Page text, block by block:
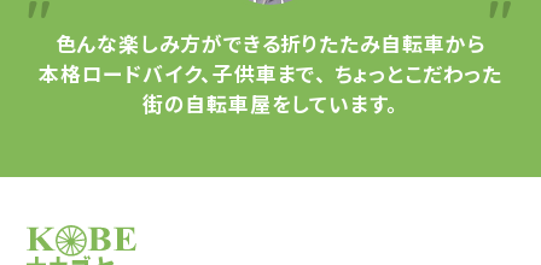
色んな楽しみ方ができる折りたたみ自転車から
本格ロードバイク、子供車まで、 ちょっとこだわった
街の自転車屋をしています。
サイクルショップナカゴヤ